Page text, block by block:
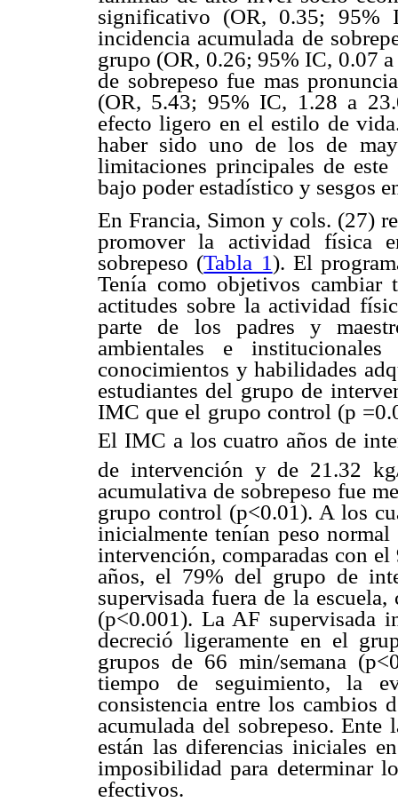
significativo (OR, 0.35; 95%
incidencia acumulada de
grupo (OR, 0.26; 95% IC, 0.07
de sobrepeso fue mas
(OR, 5.43; 95% IC, 1.28 a
efecto ligero en el estilo de
haber sido uno de los de
limitaciones principales de
bajo poder estadístico y sesgos
En Francia, Simon y cols. (27)
promover la actividad física
sobrepeso (Tabla 1). El
Tenía como objetivos cambiar
actitudes sobre la actividad
parte de los padres y
ambientales e
conocimientos y habilidades
estudiantes del grupo de
IMC que el grupo control (p
El IMC a los cuatro años de
de intervención y de 21.32
acumulativa de sobrepeso fue
grupo control (p<0.01). A los
inicialmente tenían peso normal
intervención, comparadas con
años, el 79% del grupo de
supervisada fuera de la
(p<0.001). La AF supervisada
decreció ligeramente en el
grupos de 66 min/semana
tiempo de seguimiento, la
consistencia entre los
acumulada del sobrepeso. Ente
están las diferencias iniciales
imposibilidad para determinar
efectivos.